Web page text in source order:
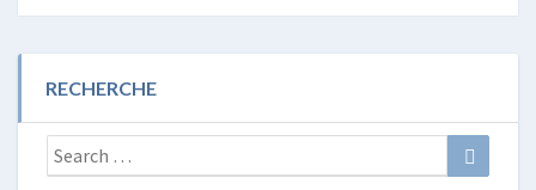
RECHERCHE
Search
for:
Search